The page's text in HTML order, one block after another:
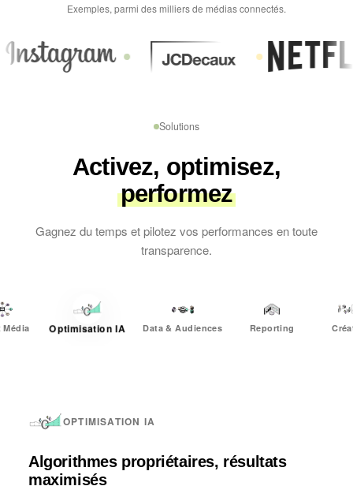
Exemples, parmi des milliers de médias connectés.
Solutions
Activez, optimisez,
performez
Gagnez du temps et pilotez vos performances en toute
transparence.
Média Optimisation IA Data & Audiences Reporting
OPTIMISATION IA
Algorithmes propriétaires, résultats
maximisés